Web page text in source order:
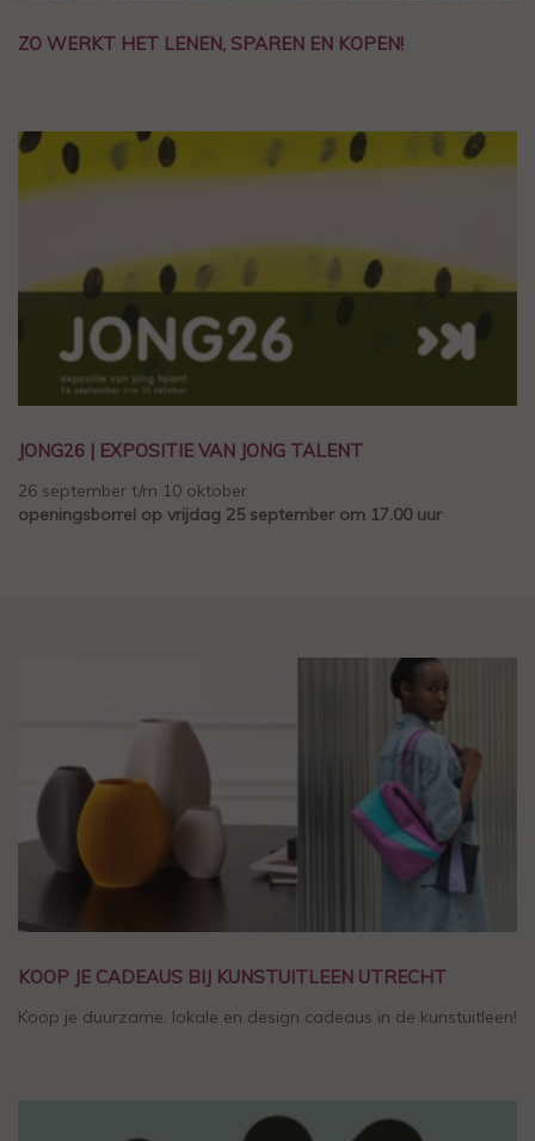
ZO WERKT HET LENEN, SPAREN EN KOPEN!
JONG26 | EXPOSITIE VAN JONG TALENT
26 september t/m 10 oktober
openingsborrel op vrijdag 25 september om 17.00 uur
KOOP JE CADEAUS BIJ KUNSTUITLEEN UTRECHT
Koop je duurzame, lokale en design cadeaus in de kunstuitleen!